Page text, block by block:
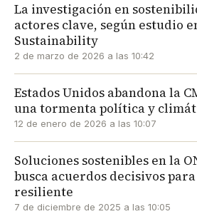
La investigación en
actores clave, según estudio
Sustainability
2 de marzo de 2026 a las 10:42
Estados Unidos abandona la
una tormenta política y
12 de enero de 2026 a las 10:07
Soluciones sostenibles en la
busca acuerdos decisivos
resiliente
7 de diciembre de 2025 a las 10:05